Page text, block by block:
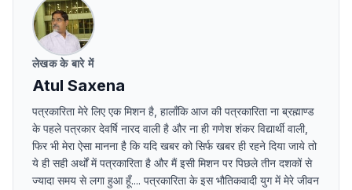
लेखक के बारे में
Atul Saxena
पत्रकारिता मेरे लिए एक मिशन है, हालाँकि आज की पत्रकारिता ना ब्रह्माण्ड
के पहले पत्रकार देवर्षि नारद वाली है और ना ही गणेश शंकर विद्यार्थी वाली,
फिर भी मेरा ऐसा मानना है कि यदि खबर को सिर्फ खबर ही रहने दिया जाये तो
ये ही सही अर्थों में पत्रकारिता है और मैं इसी मिशन पर पिछले तीन दशकों से
ज्यादा समय से लगा हुआ हूँ.... पत्रकारिता के इस भौतिकवादी युग में मेरे जीवन